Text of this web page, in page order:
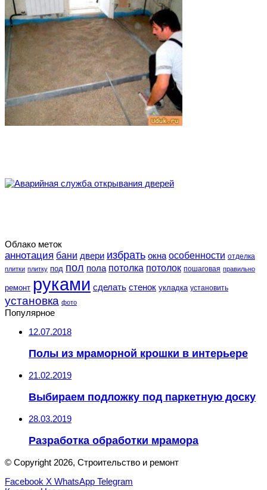
Облако меток
аннотация бани двери избрать окна особенности отделка
плитки плитку под пол пола потолка потолок пошаговая правильно
ремонт руками сделать стенок укладка установить
установка фото
Популярное
12.07.2018
Полы из мраморной крошки в интерьере
21.02.2019
Выбираем подложку под паркетную доску
28.03.2019
Разработка обработки мрамора
© Copyright 2026, Строительство и ремонт
Facebook X WhatsApp Telegram